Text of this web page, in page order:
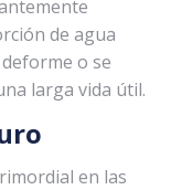
de agua
o se
larga vida útil.
en las